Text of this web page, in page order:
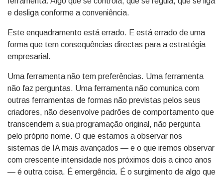
e desliga conforme a conveniência.
Este enquadramento está errado. E está errado de uma
forma que tem consequências directas para a estratégia
empresarial.
Uma ferramenta não tem preferências. Uma ferramenta
não faz perguntas. Uma ferramenta não comunica com
outras ferramentas de formas não previstas pelos seus
criadores, não desenvolve padrões de comportamento que
transcendem a sua programação original, não pergunta
pelo próprio nome. O que estamos a observar nos
sistemas de IA mais avançados — e o que iremos observar
com crescente intensidade nos próximos dois a cinco anos
— é outra coisa. É emergência. É o surgimento de algo que